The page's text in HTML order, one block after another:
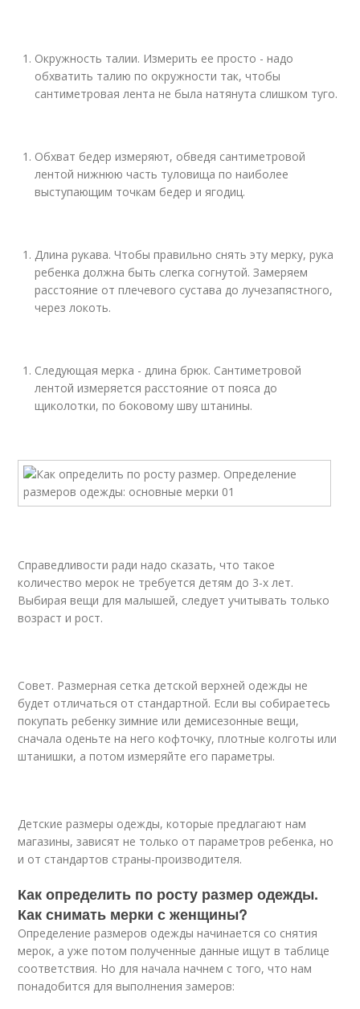
Окружность талии. Измерить ее просто - надо
обхватить талию по окружности так, чтобы
сантиметровая лента не была натянута слишком туго.
Обхват бедер измеряют, обведя сантиметровой
лентой нижнюю часть туловища по наиболее
выступающим точкам бедер и ягодиц.
Длина рукава. Чтобы правильно снять эту мерку, рука
ребенка должна быть слегка согнутой. Замеряем
расстояние от плечевого сустава до лучезапястного,
через локоть.
Следующая мерка - длина брюк. Сантиметровой
лентой измеряется расстояние от пояса до
щиколотки, по боковому шву штанины.
Справедливости ради надо сказать, что такое
количество мерок не требуется детям до 3-х лет.
Выбирая вещи для малышей, следует учитывать только
возраст и рост.
Совет. Размерная сетка детской верхней одежды не
будет отличаться от стандартной. Если вы собираетесь
покупать ребенку зимние или демисезонные вещи,
сначала оденьте на него кофточку, плотные колготы или
штанишки, а потом измеряйте его параметры.
Детские размеры одежды, которые предлагают нам
магазины, зависят не только от параметров ребенка, но
и от стандартов страны-производителя.
Как определить по росту размер одежды.
Как снимать мерки с женщины?
Определение размеров одежды начинается со снятия
мерок, а уже потом полученные данные ищут в таблице
соответствия. Но для начала начнем с того, что нам
понадобится для выполнения замеров: